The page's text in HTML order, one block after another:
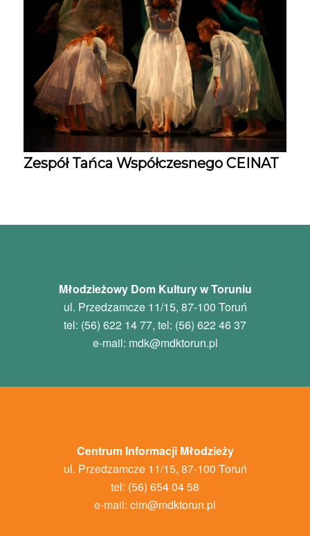
Zespół Tańca Współczesnego CEINAT
Młodzieżowy Dom Kultury w Toruniu
ul. Przedzamcze 11/15, 87-100 Toruń
tel: (56) 622 14 77, tel: (56) 622 46 37
e-mail: mdk@mdktorun.pl
Centrum Informacji Młodzieży
ul. Przedzamcze 11/15, 87-100 Toruń
tel: (56) 654 04 58
e-mail: cim@mdktorun.pl